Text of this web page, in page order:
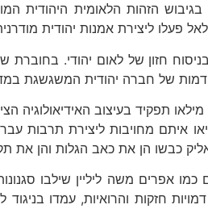
הזהות הלאומית היהודית
פעלו ליצירת אמנות יהודית
של חברה יהודית המשגשגת
תפקיד בעיצוב
איתם מחויבות ליצירת
כבשו הן את כאב הגלות והן את
כמו אפרים משה ליליין שילבו
דמויות חזקות והרואיות, עמדו